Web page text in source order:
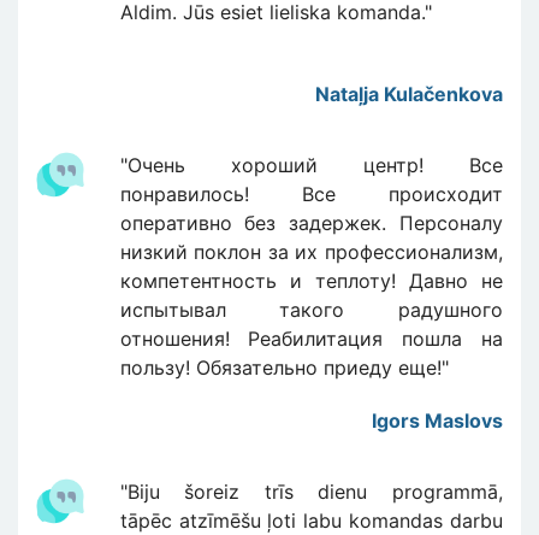
Aldim. Jūs esiet lieliska komanda."
Nataļja Kulačenkova
"Очень хороший центр! Все
понравилось! Все происходит
оперативно без задержек. Персоналу
низкий поклон за их профессионализм,
компетентность и теплоту! Давно не
испытывал такого радушного
отношения! Реабилитация пошла на
пользу! Обязательно приеду еще!"
Igors Maslovs
"Biju šoreiz trīs dienu programmā,
tāpēc atzīmēšu ļoti labu komandas darbu